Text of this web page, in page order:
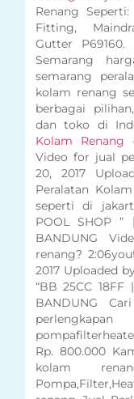
Renang
Fitting,
Gutter
Semarang
semarang
kolam renang
berbagai
dan toko di
Kolam Renang
Video for jual
20, 2017
Peralatan
seperti di
POOL SHOP ”
BANDUNG
renang?
2017 Uploaded
“BB 25CC 18FF
BANDUNG
Rp. 800.000
kolam